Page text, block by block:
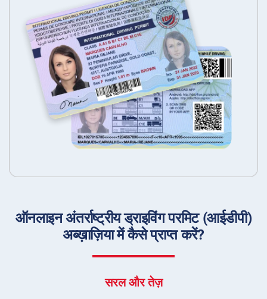
ऑनलाइन अंतर्राष्ट्रीय ड्राइविंग परमिट (आईडीपी)
अब्ख़ाज़िया में कैसे प्राप्त करें?
सरल और तेज़